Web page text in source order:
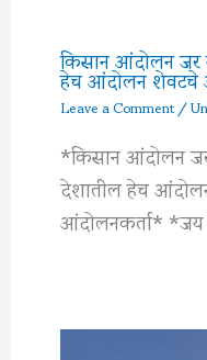
किसान आंदोलन जर
हेच आंदोलन
Leave a Comment/
*किसान आंदोलन
देशातील हेच
आंदोलनकर्ता*